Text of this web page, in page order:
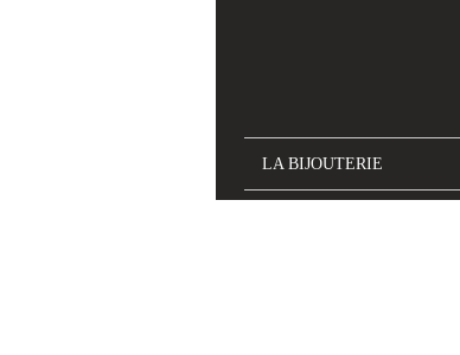
LA BIJOUTERIE